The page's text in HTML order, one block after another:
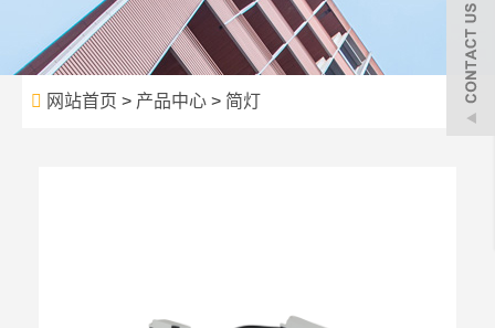
网站首页 > 产品中心 > 简灯